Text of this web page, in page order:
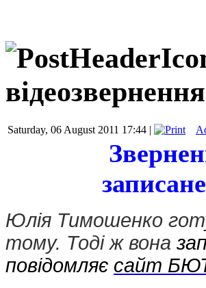
Saturday, 06 August 2011 17:44 |
Юлія Тимошенко
тому. Тоді жвона
повідомляє сайт